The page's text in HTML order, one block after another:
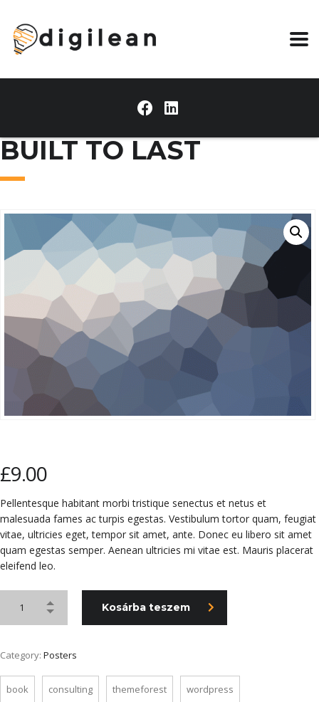
BUILT TO LAST
£9.00
Pellentesque habitant morbi tristique senectus et netus et
malesuada fames ac turpis egestas. Vestibulum tortor quam, feugiat
vitae, ultricies eget, tempor sit amet, ante. Donec eu libero sit amet
quam egestas semper. Aenean ultricies mi vitae est. Mauris placerat
eleifend leo.
Kosárba teszem
Category: Posters
book consulting themeforest wordpress